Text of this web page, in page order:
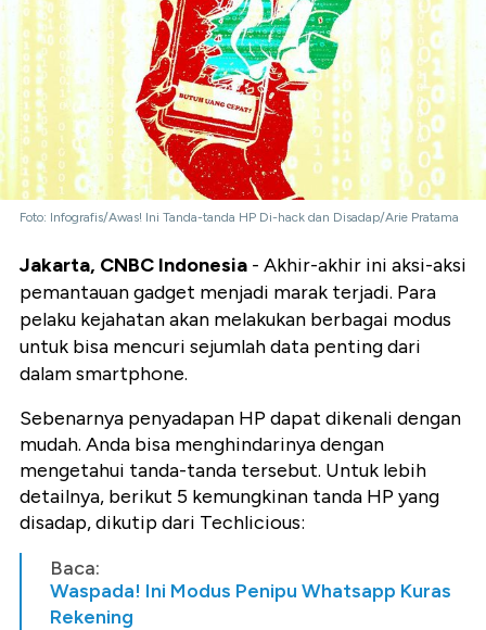
Foto: Infografis/Awas! Ini Tanda-tanda HP Di-hack dan Disadap/Arie Pratama
Jakarta, CNBC Indonesia - Akhir-akhir ini aksi-aksi
pemantauan gadget menjadi marak terjadi. Para
pelaku kejahatan akan melakukan berbagai modus
untuk bisa mencuri sejumlah data penting dari
dalam smartphone.
Sebenarnya penyadapan HP dapat dikenali dengan
mudah. Anda bisa menghindarinya dengan
mengetahui tanda-tanda tersebut. Untuk lebih
detailnya, berikut 5 kemungkinan tanda HP yang
disadap, dikutip dari Techlicious:
Baca:
Waspada! Ini Modus Penipu Whatsapp Kuras
Rekening